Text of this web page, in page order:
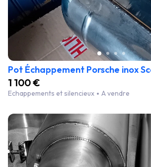
Pot Échappement Porsche inox
1 100 €
Echappements et silencieux A vendre